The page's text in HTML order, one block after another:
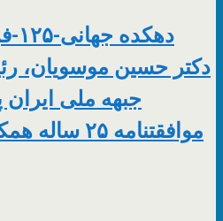
دکتر حسین موسویان،
جبهه ملی
موافقتنامه ٢۵ ساله همکاریهای ایران و چین